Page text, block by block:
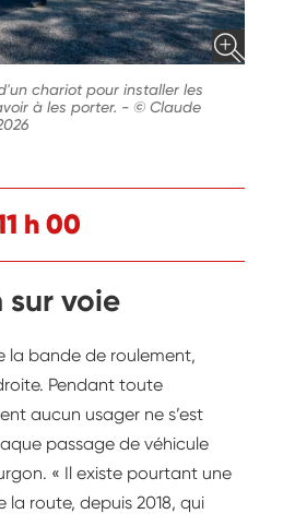
chariot pour installer les
à les porter. - © Claude
h 00
voie
la bande de roulement,
Pendant toute
aucun usager ne s’est
passage de véhicule
« Il existe pourtant une
la route, depuis 2018, qui